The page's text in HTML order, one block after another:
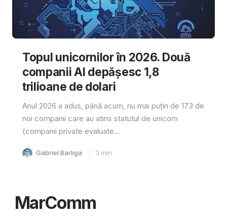
Topul unicornilor în 2026. Două
companii AI depășesc 1,8
trilioane de dolari
Anul 2026 a adus, până acum, nu mai puțin de 173 de
noi companii care au atins statutul de unicorn
(companii private evaluate...
Gabriel Barliga 3 min
MarComm